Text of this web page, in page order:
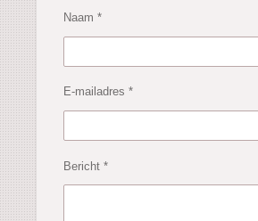
Naam *
E-mailadres *
Bericht *